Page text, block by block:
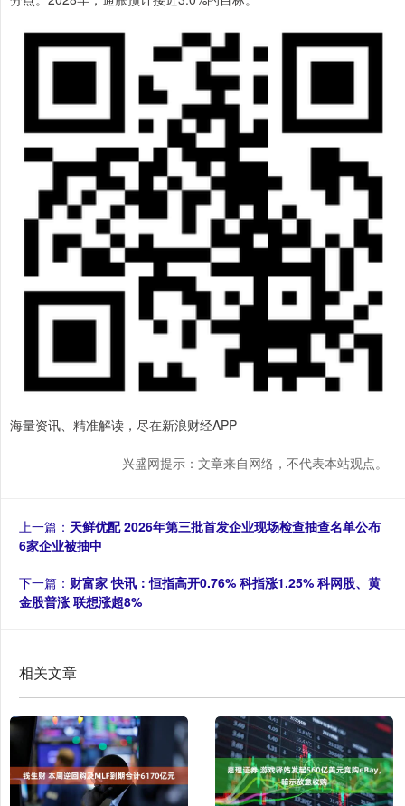
海量资讯、精准解读，尽在新浪财经APP
兴盛网提示：文章来自网络，不代表本站观点。
上一篇： 天鲜优配 2026年第三批首发企业现场检查抽查名单公布
6家企业被抽中
下一篇： 财富家 快讯：恒指高开0.76% 科指涨1.25% 科网股、黄
金股普涨 联想涨超8%
相关文章